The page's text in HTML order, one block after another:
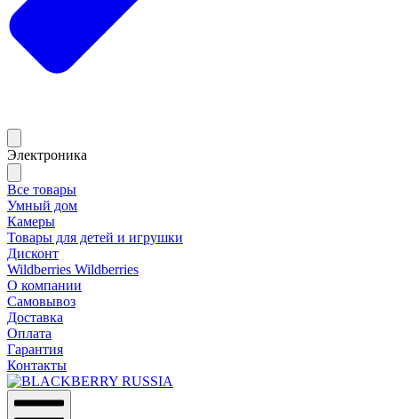
Электроника
Все товары
Умный дом
Камеры
Товары для детей и игрушки
Дисконт
Wildberries Wildberries
О компании
Самовывоз
Доставка
Оплата
Гарантия
Контакты